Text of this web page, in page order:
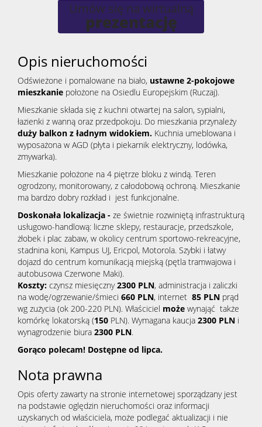
Umów się na wirtualną
prezentację
Opis nieruchomości
Odświeżone i pomalowane na biało, ustawne 2-pokojowe
mieszkanie położone na Osiedlu Europejskim (Ruczaj).
Mieszkanie składa się z kuchni otwartej na salon, sypialni,
łazienki z wanną oraz przedpokoju. Do mieszkania przynależy
duży balkon z ładnym widokiem. Kuchnia umeblowana i
wyposażona w AGD (płyta i piekarnik elektryczny, lodówka,
zmywarka).
Mieszkanie położone na 4 piętrze bloku z windą. Teren
ogrodzony, monitorowany, z całodobową ochroną. Mieszkanie
ma bardzo dobry rozkład i jest funkcjonalne.
Doskonała lokalizacja - ze świetnie rozwiniętą infrastrukturą
usługowo-handlową: liczne sklepy, restauracje, przedszkole,
żłobek i plac zabaw, w okolicy centrum sportowo-rekreacyjne,
stadnina koni, Kampus UJ, Ericpol, Motorola. Szybki i łatwy
dojazd do centrum komunikacją miejską (pętla tramwajowa i
autobusowa Czerwone Maki).
Koszty: czynsz miesięczny2300 PLN, administracja i zaliczki
na wodę/ogrzewanie/śmieci 660 PLN, internet 85 PLN prąd
wg zużycia (ok 200-220 PLN). Właściciel może wynająć także
komórkę lokatorską (150 PLN). Wymagana kaucja 2300 PLN i
wynagrodzenie biura 2300 PLN.
Gorąco polecam! Dostępne od lipca.
Nota prawna
Opis oferty zawarty na stronie internetowej sporządzany jest
na podstawie oględzin nieruchomości oraz informacji
uzyskanych od właściciela, może podlegać aktualizacji i nie